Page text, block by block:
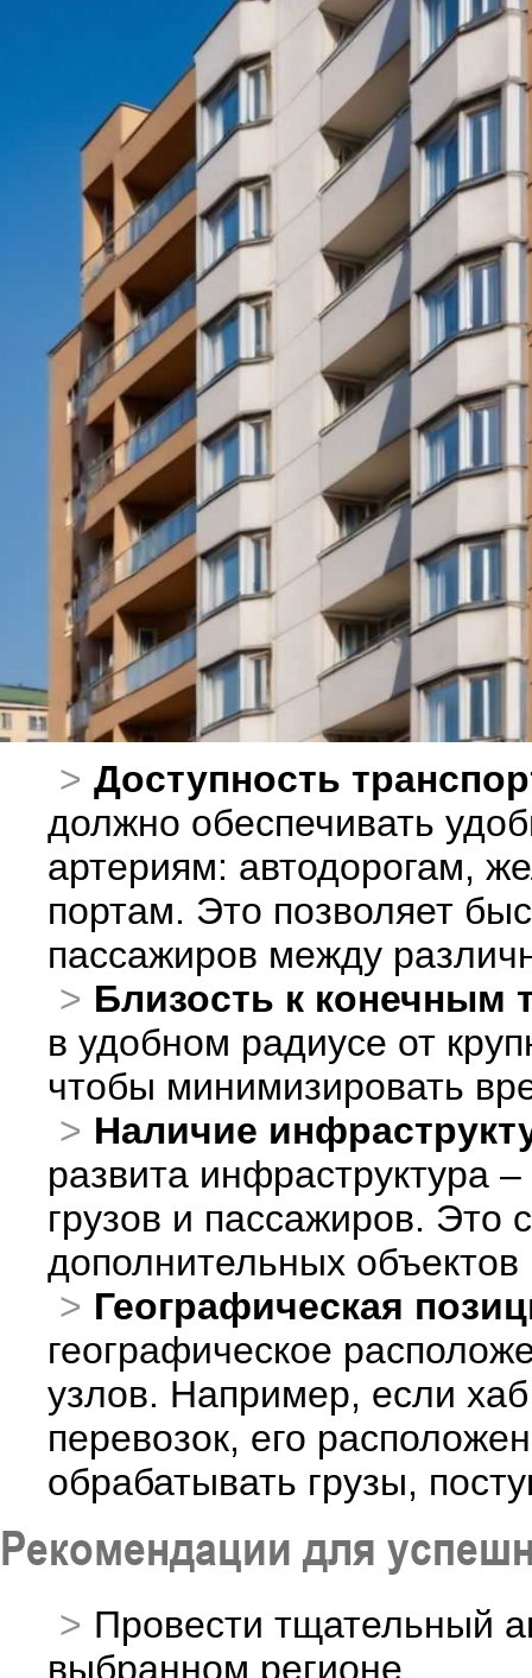
Доступность
должно обеспечивать
артериям: автодорогам,
портам. Это позволяет
пассажиров между
Близость к конечным
в удобном радиусе от
чтобы минимизировать
Наличие
развита инфраструктура
грузов и пассажиров. Это
дополнительных
Географическая
географическое
узлов. Например, если
перевозок, его
обрабатывать грузы,
Рекомендации для
Провести тщательный
выбранном регионе.